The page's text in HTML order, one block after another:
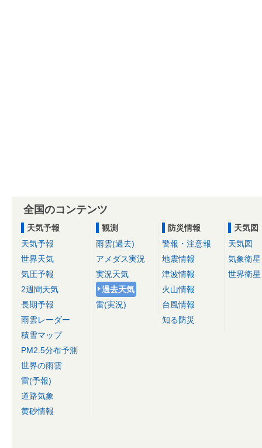
全国のコンテンツ
天気予報
天気予報
世界天気
気圧予報
2週間天気
長期予報
雨雲レーダー
積雪マップ
PM2.5分布予測
世界の雨雲
雷(予報)
道路気象
黄砂情報
観測
雨雲(過去)
アメダス実況
実況天気
過去天気
雷(実況)
防災情報
警報・注意報
地震情報
津波情報
火山情報
台風情報
知る防災
天気図
天気図
気象衛星
世界衛星